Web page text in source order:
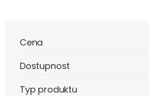
Cena
Dostupnost
Typ produktu